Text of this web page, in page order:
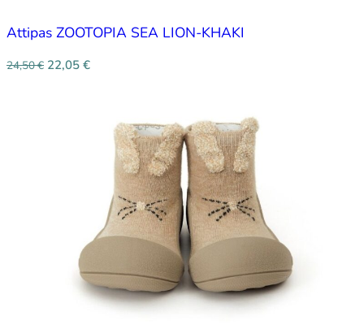
Attipas ZOOTOPIA SEA LION-KHAKI
24,50€ 22,05 €